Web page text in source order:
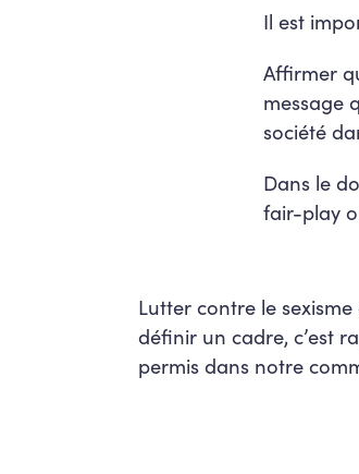
Il est
Affirmer
message
société
Dans le
fair-play
Lutter contre le
définir un cadre, c’est
permis dans notre